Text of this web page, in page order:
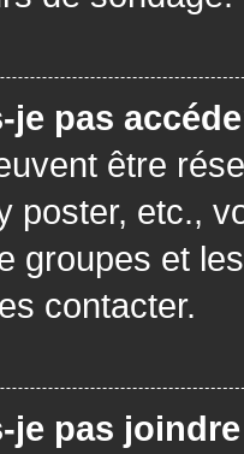
pas
être
poster, etc.,
groupes et
contacter.
je pas